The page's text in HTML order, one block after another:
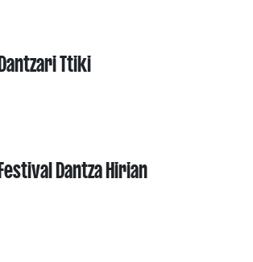
Dantzari Ttiki
Festival Dantza Hirian